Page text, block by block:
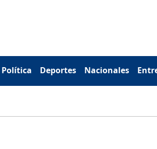
Política Deportes Nacionales